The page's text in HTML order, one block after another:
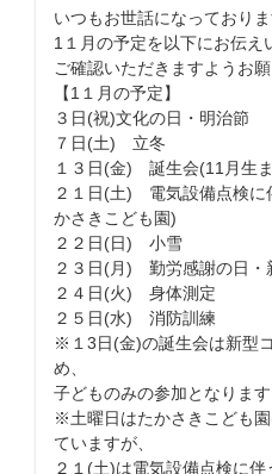
いつもお世話になっておりま
1１月の予定を以下にお伝え
ご確認いただきますようお願
【1１月の予定】
３日(祝)文化の日・明治節
７日(土) 立冬
１３日(金) 誕生会(11月生
２１日(土) 電気設備点検に
かさきこども園)
２２日(日) 小雪
２３日(月) 勤労感謝の日・
２４日(火) 身体測定
２５日(水) 消防訓練
※１3日(金)の誕生会は新型
め、
子どものみの参加となります
※土曜日はたかさきこども
ていますが、
２１(土)は電気設備点検に